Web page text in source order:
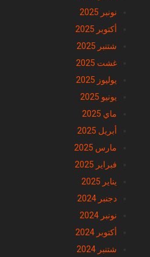
دجنبر 2025
نونبر 2025
أكتوبر 2025
شتنبر 2025
غشت 2025
يوليوز 2025
يونيو 2025
ماي 2025
أبريل 2025
مارس 2025
فبراير 2025
دجنبر 2024
نونبر 2024
أكتوبر 2024